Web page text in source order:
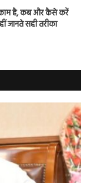
काम है, कब और कैसे करें
जानते सही तरीका